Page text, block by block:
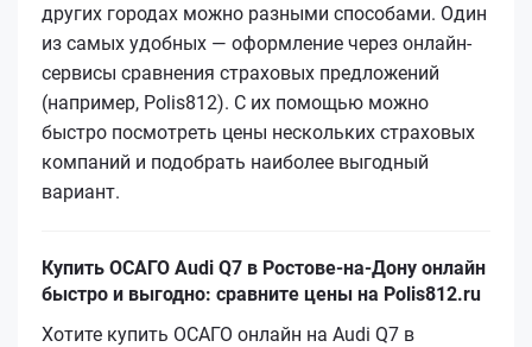
других городах можно разными способами. Один
из самых удобных — оформление через онлайн-
сервисы сравнения страховых предложений
(например, Polis812). С их помощью можно
быстро посмотреть цены нескольких страховых
компаний и подобрать наиболее выгодный
вариант.
Купить ОСАГО Audi Q7 в Ростове-на-Дону онлайн
быстро и выгодно: сравните цены на Polis812.ru
Хотите купить ОСАГО онлайн на Audi Q7 в